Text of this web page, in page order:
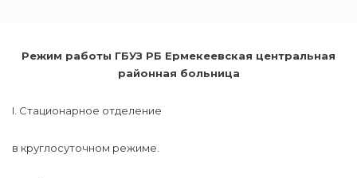
Режим работы ГБУЗ РБ Ермекеевская центральная
районная больница
I. Стационарное отделение
в круглосуточном режиме.